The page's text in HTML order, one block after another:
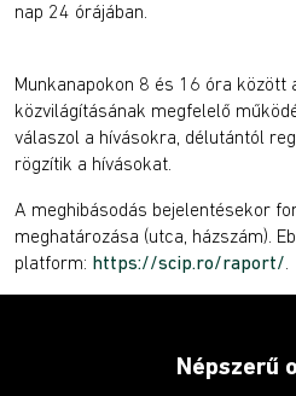
nap 24 órájában.
Munkanapokon 8 és 16 óra között
közvilágításának megfelelő
válaszol a hívásokra, délutántól
rögzítik a hívásokat.
A meghibásodás bejelentésekor
meghatározása (utca, házszám).
platform: https://scip.ro/raport/
Népszerű